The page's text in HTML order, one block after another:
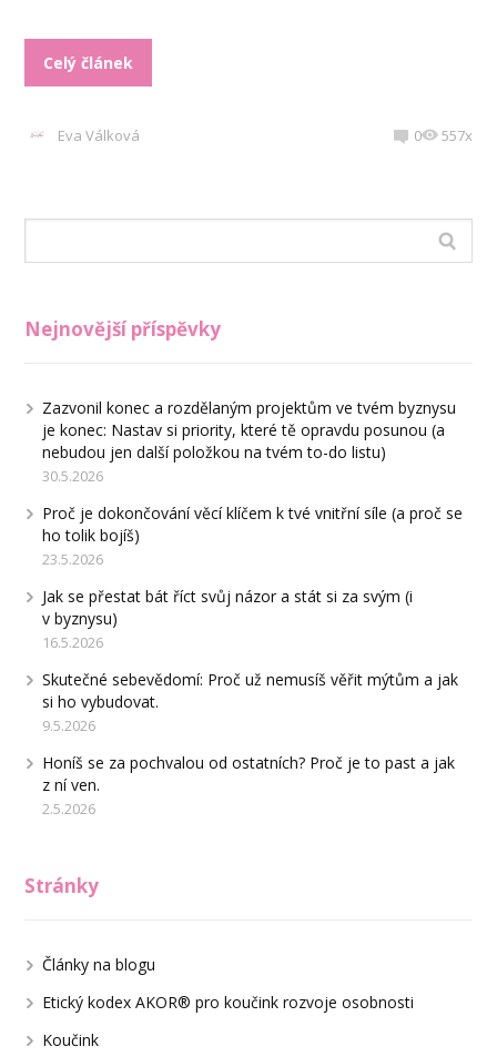
Celý článek
Eva Válková 0 557x
Nejnovější příspěvky
Zazvonil konec a rozdělaným projektům ve tvém byznysu
je konec: Nastav si priority, které tě opravdu posunou (a
nebudou jen další položkou na tvém to-do listu)
30.5.2026
Proč je dokončování věcí klíčem k tvé vnitřní síle (a proč se
ho tolik bojíš)
23.5.2026
Jak se přestat bát říct svůj názor a stát si za svým (i
v byznysu)
16.5.2026
Skutečné sebevědomí: Proč už nemusíš věřit mýtům a jak
si ho vybudovat.
9.5.2026
Honíš se za pochvalou od ostatních? Proč je to past a jak
z ní ven.
2.5.2026
Stránky
Články na blogu
Etický kodex AKOR® pro koučink rozvoje osobnosti
Koučink